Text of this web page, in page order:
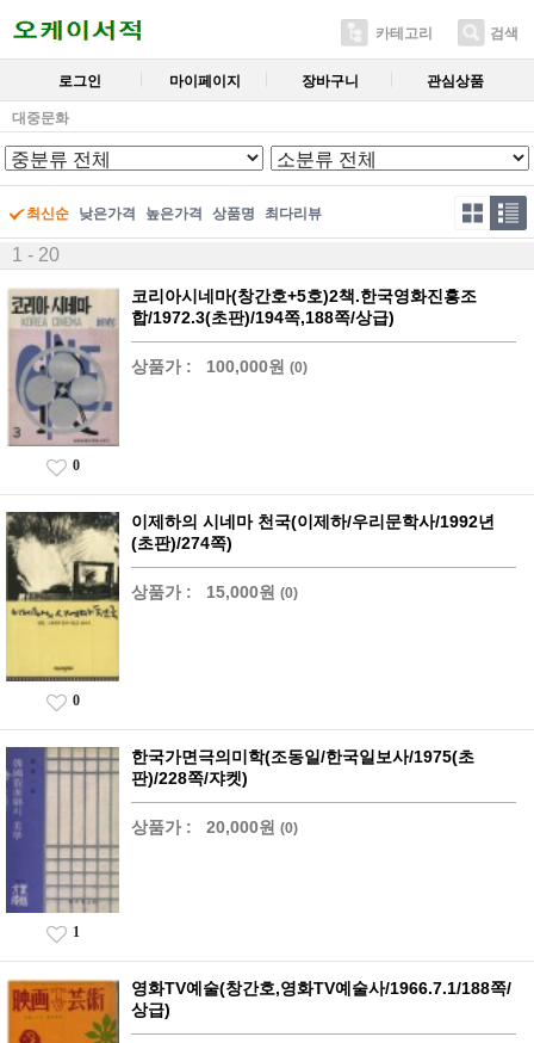
카테고리 검색
로그인 마이페이지 장바구니 관심상품
대중문화
최신순 낮은가격 높은가격 상품명 최다리뷰
1 - 20
코리아시네마(창간호+5호)2책.한국영화진흥조
합/1972.3(초판)/194쪽,188쪽/상급)
상품가 : 100,000원 (0)
0
이제하의 시네마 천국(이제하/우리문학사/1992년
(초판)/274쪽)
상품가 : 15,000원 (0)
0
한국가면극의미학(조동일/한국일보사/1975(초
판)/228쪽/쟈켓)
상품가 : 20,000원 (0)
1
영화TV예술(창간호,영화TV예술사/1966.7.1/188쪽/
상급)